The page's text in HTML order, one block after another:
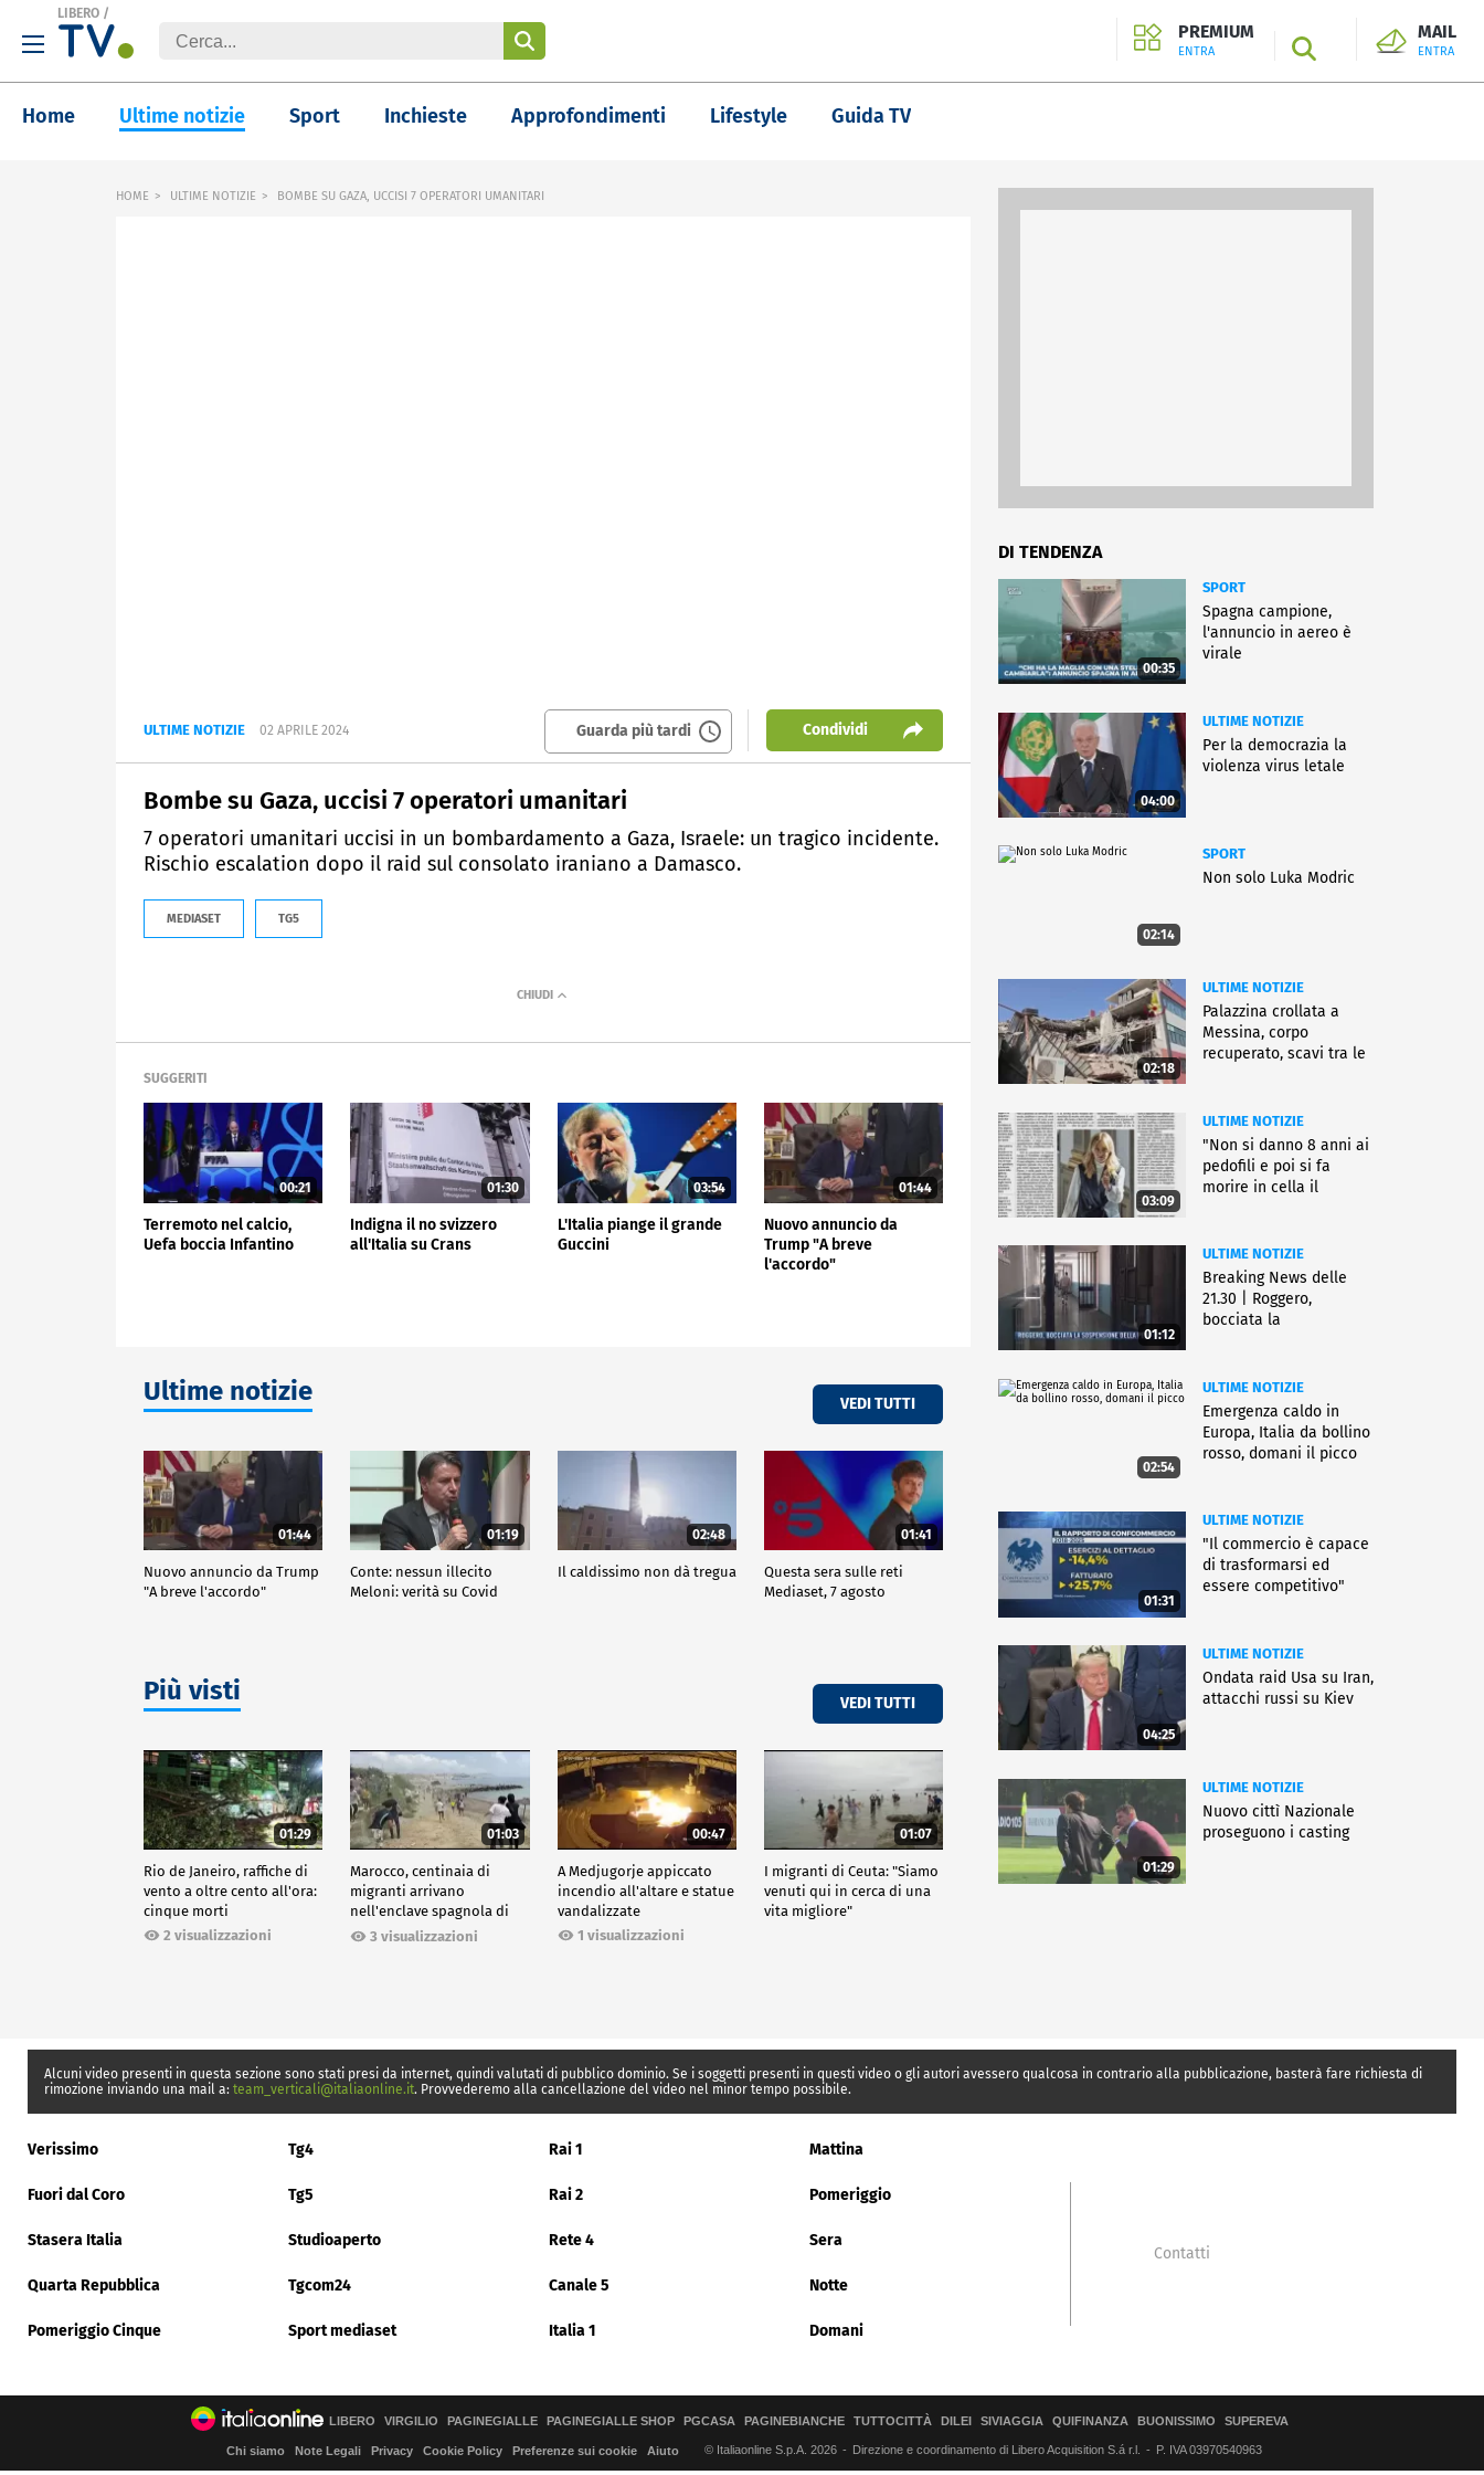
LIBERO /
PREMIUM
ENTRA SEARCH
MAIL
ENTRA
Home Ultime notizie Sport Inchieste Approfondimenti Lifestyle Guida TV
HOME ULTIME NOTIZIE BOMBE SU GAZA, UCCISI 7 OPERATORI UMANITARI
ULTIME NOTIZIE 02 APRILE 2024 Guarda più tardi Condividi
Bombe su Gaza, uccisi 7 operatori umanitari
7 operatori umanitari uccisi in un bombardamento a Gaza, Israele: un tragico incidente.
Rischio escalation dopo il raid sul consolato iraniano a Damasco.
MEDIASET TG5
SUGGERITI
00:21
Terremoto nel calcio,
Uefa boccia Infantino
01:30
Indigna il no svizzero
all'Italia su Crans
03:54
L'Italia piange il grande
Guccini
01:44
Nuovo annuncio da
Trump "A breve
l'accordo"
Ultime notizie VEDI TUTTI
01:44
Nuovo annuncio da Trump
"A breve l'accordo"
01:19
Conte: nessun illecito
Meloni: verità su Covid
02:48
Il caldissimo non dà tregua
01:41
Questa sera sulle reti
Mediaset, 7 agosto
Più visti VEDI TUTTI
01:29
Rio de Janeiro, raffiche di
vento a oltre cento all'ora:
cinque morti
2 visualizzazioni
01:03
Marocco, centinaia di
migranti arrivano
nell'enclave spagnola di
Ceuta3 visualizzazioni
00:47
A Medjugorje appiccato
incendio all'altare e statue
vandalizzate
1 visualizzazioni
01:07
I migranti di Ceuta: "Siamo
venuti qui in cerca di una
vita migliore"
DI TENDENZA
00:35
SPORT
Spagna campione,
l'annuncio in aereo è
virale
04:00
ULTIME NOTIZIE
Per la democrazia la
violenza virus letale
02:14
SPORT
Non solo Luka Modric
02:18
ULTIME NOTIZIE
Palazzina crollata a
Messina, corpo
recuperato, scavi tra le
03:09
ULTIME NOTIZIE
"Non si danno 8 anni ai
pedofili e poi si fa
morire in cella il
01:12
ULTIME NOTIZIE
Breaking News delle
21.30 | Roggero,
bocciata la
02:54
ULTIME NOTIZIE
Emergenza caldo in
Europa, Italia da bollino
rosso, domani il picco
01:31
ULTIME NOTIZIE
"Il commercio è capace
di trasformarsi ed
essere competitivo"
04:25
ULTIME NOTIZIE
Ondata raid Usa su Iran,
attacchi russi su Kiev
01:29
ULTIME NOTIZIE
Nuovo cittì Nazionale
proseguono i casting
Alcuni video presenti in questa sezione sono stati presi da internet, quindi valutati di pubblico dominio. Se i soggetti presenti in questi video o gli autori avessero qualcosa in contrario alla pubblicazione, basterà fare richiesta di
rimozione inviando una mail a: team_verticali@italiaonline.it. Provvederemo alla cancellazione del video nel minor tempo possibile.
Verissimo Tg4 Rai 1 Mattina
Fuori dal Coro Tg5 Rai 2 Pomeriggio
Stasera Italia Studioaperto Rete 4 Sera
Quarta Repubblica Tgcom24 Canale 5 Notte
Pomeriggio Cinque Sport mediaset Italia 1 Domani
Contatti
LIBERO VIRGILIO PAGINEGIALLE PAGINEGIALLE SHOP PGCASA PAGINEBIANCHE TUTTOCITTÀ DILEI SIVIAGGIA QUIFINANZA BUONISSIMO SUPEREVA
Chi siamo Note Legali Privacy Cookie Policy Preferenze sui cookie Aiuto © Italiaonline S.p.A. 2026 Direzione e coordinamento di Libero Acquisition S.á r.l. P. IVA 03970540963